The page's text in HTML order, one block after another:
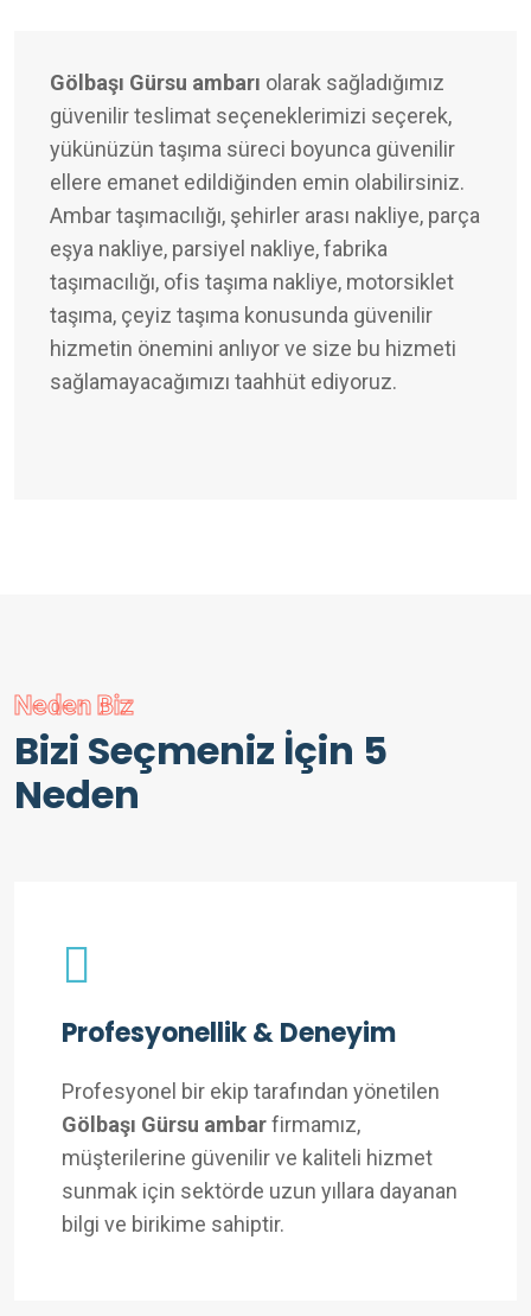
Gölbaşı Gürsu ambarı olarak sağladığımız
güvenilir teslimat seçeneklerimizi seçerek,
yükünüzün taşıma süreci boyunca güvenilir
ellere emanet edildiğinden emin olabilirsiniz.
Ambar taşımacılığı, şehirler arası nakliye, parça
eşya nakliye, parsiyel nakliye, fabrika
taşımacılığı, ofis taşıma nakliye, motorsiklet
taşıma, çeyiz taşıma konusunda güvenilir
hizmetin önemini anlıyor ve size bu hizmeti
sağlamayacağımızı taahhüt ediyoruz.
Neden Biz
Bizi Seçmeniz İçin 5
Neden
Profesyonellik & Deneyim
Profesyonel bir ekip tarafından yönetilen
Gölbaşı Gürsu ambarfirmamız,
müşterilerine güvenilir ve kaliteli hizmet
sunmak için sektörde uzun yıllara dayanan
bilgi ve birikime sahiptir.